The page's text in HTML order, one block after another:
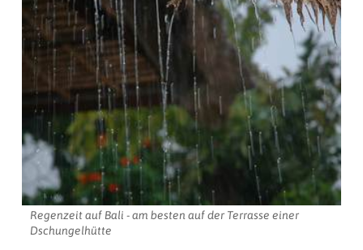
Regenzeit auf Bali - am besten auf der Terrasse einer
Dschungelhütte